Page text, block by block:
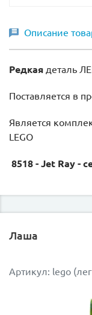
Описание
Редкая деталь
Поставляется в
Является
LEGO
8518 - Jet Ray -
Лаша
Артикул: lego